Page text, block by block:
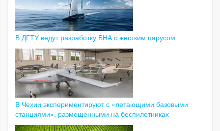
В ДГТУ ведут разработку БНА с жестким парусом
В Чехии экспериментируют с «летающими базовыми
станциями», размещенными на беспилотниках